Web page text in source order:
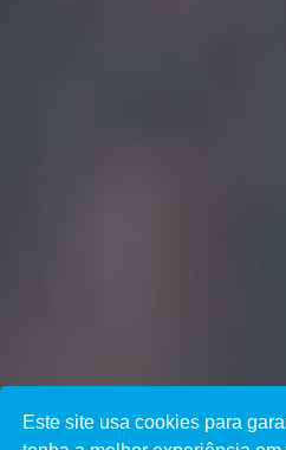
Este site usa cookies para